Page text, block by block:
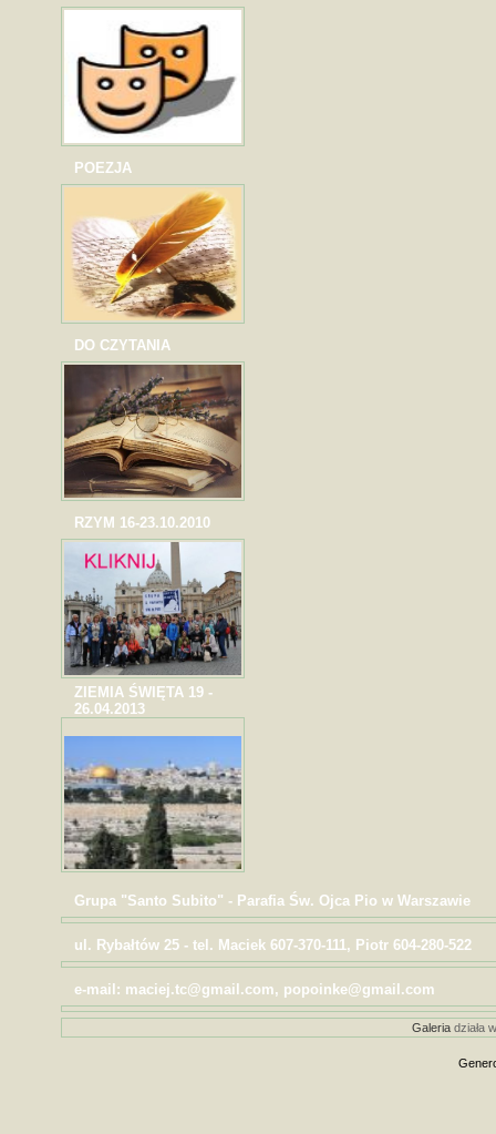
POEZJA
DO CZYTANIA
RZYM 16-23.10.2010
ZIEMIA ŚWIĘTA 19 -
26.04.2013
Grupa "Santo Subito" - Parafia Św. Ojca Pio w Warszawie
ul. Rybałtów 25 - tel. Maciek 607-370-111, Piotr 604-280-522
e-mail: maciej.tc@gmail.com, popoinke@gmail.com
Galeriadziała